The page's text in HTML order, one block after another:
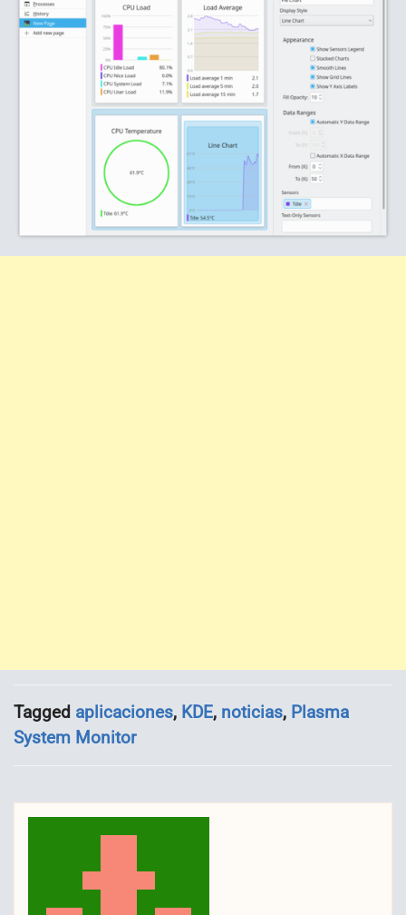
Tagged aplicaciones, KDE, noticias, Plasma
System Monitor